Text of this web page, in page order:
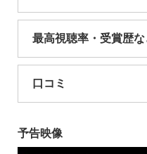
最高視聴率・受賞歴な
口コミ
予告映像